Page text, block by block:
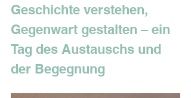
Geschichte verstehen,
Gegenwart gestalten – ein
Tag des Austauschs und
der Begegnung